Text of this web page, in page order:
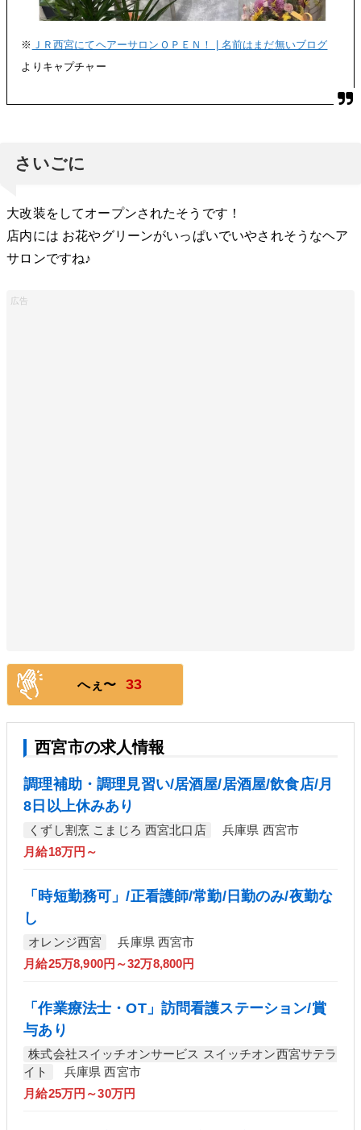
※ ＪＲ西宮にてヘアーサロンＯＰＥＮ！ | 名前はまだ無いブログ
よりキャプチャー
さいごに
大改装をしてオープンされたそうです！
店内には お花やグリーンがいっぱいでいやされそうなヘア
サロンですね♪
へぇ〜 33
西宮市の求人情報
調理補助・調理見習い/居酒屋/居酒屋/飲食店/月
8日以上休みあり
くずし割烹 こまじろ 西宮北口店
兵庫県 西宮市
月給18万円～
「時短勤務可」/正看護師/常勤/日勤のみ/夜勤な
し
オレンジ西宮
兵庫県 西宮市
月給25万8,900円～32万8,800円
「作業療法士・OT」訪問看護ステーション/賞
与あり
株式会社スイッチオンサービス スイッチオン西宮サテラ
イト
兵庫県 西宮市
月給25万円～30万円